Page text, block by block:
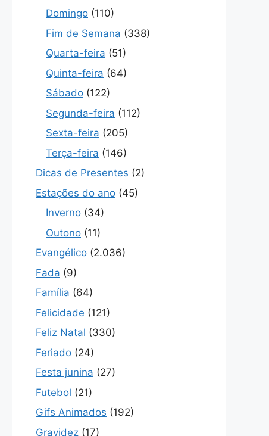
Domingo (110)
Fim de Semana (338)
Quarta-feira (51)
Quinta-feira (64)
Sábado (122)
Segunda-feira (112)
Sexta-feira (205)
Terça-feira (146)
Dicas de Presentes (2)
Estações do ano (45)
Inverno (34)
Outono (11)
Evangélico (2.036)
Fada (9)
Família (64)
Felicidade (121)
Feliz Natal (330)
Feriado (24)
Festa junina (27)
Futebol (21)
Gifs Animados (192)
Gravidez (17)